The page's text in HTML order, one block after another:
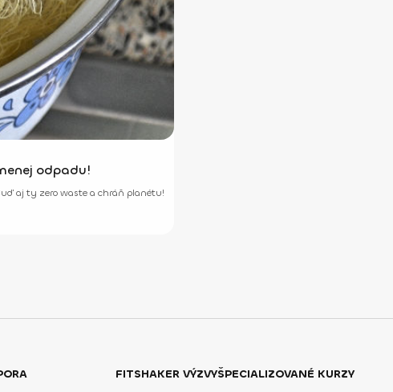
odpadu!
aj ty zero waste a chráň planétu!
FITSHAKER VÝZVYŠPECIALIZOVANÉ KURZY